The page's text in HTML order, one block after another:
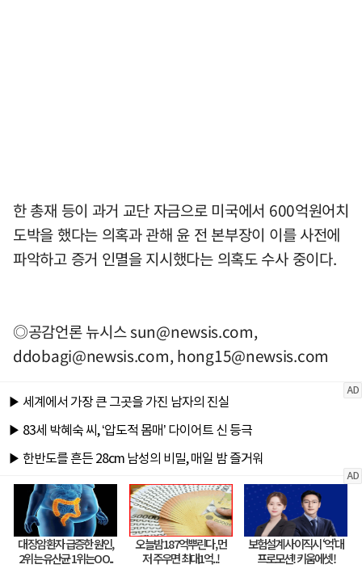
한 총재 등이 과거 교단 자금으로 미국에서 600억원어치
도박을 했다는 의혹과 관해 윤 전 본부장이 이를 사전에
파악하고 증거 인멸을 지시했다는 의혹도 수사 중이다.
◎공감언론 뉴시스sun@newsis.com,
ddobagi@newsis.com,hong15@newsis.com